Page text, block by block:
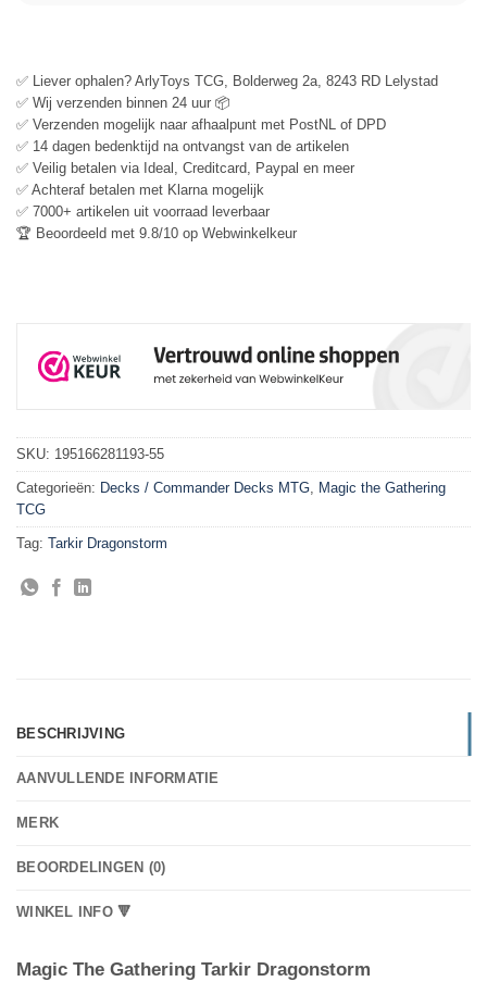
✅ Liever ophalen? ArlyToys TCG, Bolderweg 2a, 8243 RD Lelystad
✅ Wij verzenden binnen 24 uur 📦
✅ Verzenden mogelijk naar afhaalpunt met PostNL of DPD
✅ 14 dagen bedenktijd na ontvangst van de artikelen
✅ Veilig betalen via Ideal, Creditcard, Paypal en meer
✅ Achteraf betalen met Klarna mogelijk
✅ 7000+ artikelen uit voorraad leverbaar
🏆 Beoordeeld met 9.8/10 op Webwinkelkeur
SKU: 195166281193-55
Categorieën: Decks / Commander Decks MTG
Magic the Gathering
TCG
Tag: Tarkir Dragonstorm
BESCHRIJVING
AANVULLENDE INFORMATIE
MERK
BEOORDELINGEN (0)
WINKEL INFO 🔻
Magic The Gathering Tarkir Dragonstorm